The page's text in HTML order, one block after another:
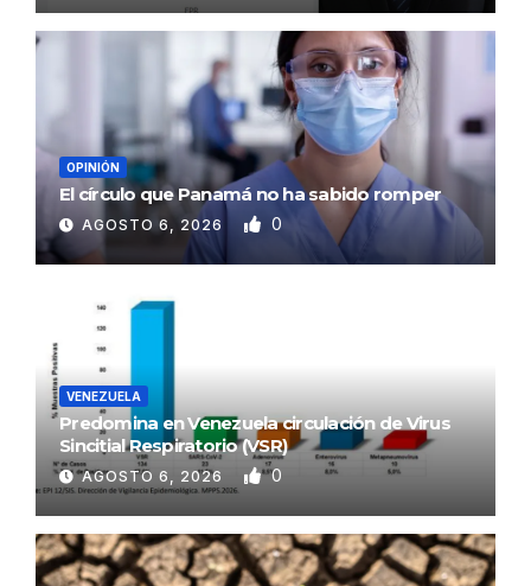
OPINIÓN
El círculo que Panamá no ha sabido romper
AGOSTO 6, 2026 0
VENEZUELA
Predomina en Venezuela circulación de Virus
Sincitial Respiratorio (VSR)
AGOSTO 6, 2026 0